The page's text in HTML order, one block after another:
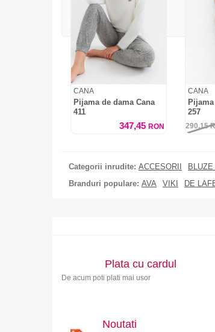
CANA
Pijama de dama Cana
411
347,45 RON
CANA
257
290,15
Categorii inrudite: ACCESORII
Branduri populare: AVA VIKI DE
Plata cu cardul
De acum poti plati mai usor
Noutati